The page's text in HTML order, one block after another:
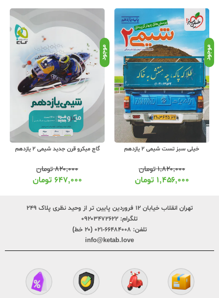
موجود
خیلی سبز تست شیمی 2 یازدهم
۱,۸۲۰,۰۰۰تومان
۱,۴۵۶,۰۰۰ تومان
موجود
گاج میکرو قرن جدید شیمی 2 یازدهم
۸۲۰,۰۰۰تومان
۶۴۷,۰۰۰ تومان
تهران انقلاب خیابان ۱۲ فروردین پایین تر از وحید نظری پلاک ۲۴۹
تلگرام: ۰۹۲۰۳۴۷۲۶۲۲
تلفن: ۶۶۴۸۴۰۰۸-۰۲۱ (۲۰ خط)
info@ketab.love